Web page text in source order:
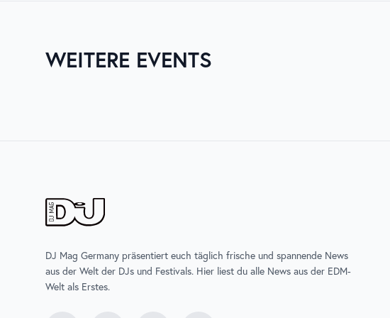
WEITERE EVENTS
03. AUG. 2026
DJ Mag Germany präsentiert euch täglich frische und spannende News
aus der Welt der DJs und Festivals. Hier liest du alle News aus der EDM-
Welt als Erstes.